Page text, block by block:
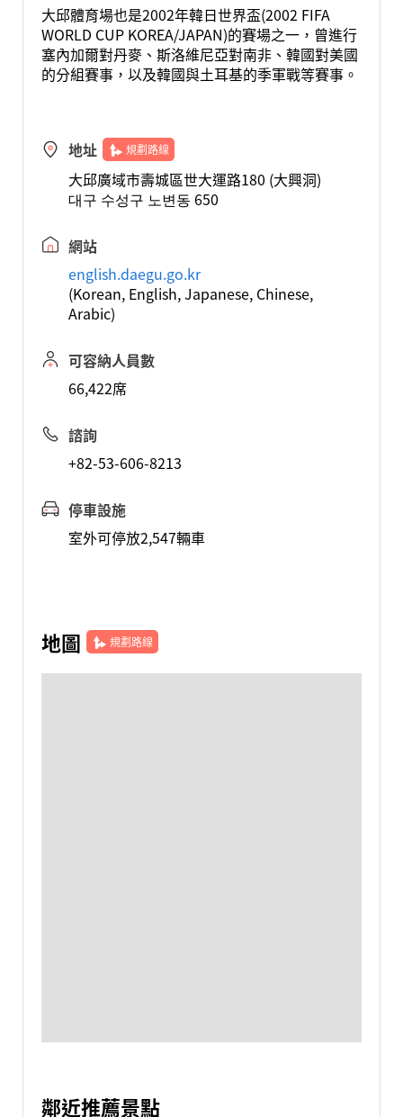
大邱體育場也是2002年韓日世界盃(2002 FIFA
WORLD CUP KOREA/JAPAN)的賽場之一，曾進行
塞內加爾對丹麥、斯洛維尼亞對南非、韓國對美國
的分組賽事，以及韓國與土耳基的季軍戰等賽事。
地址 規劃路線
大邱廣域市壽城區世大運路180 (大興洞)
대구 수성구 노변동 650
網站
english.daegu.go.kr
(Korean, English, Japanese, Chinese,
Arabic)
可容納人員數
66,422席
諮詢
+82-53-606-8213
停車設施
室外可停放2,547輛車
地圖 規劃路線
鄰近推薦景點